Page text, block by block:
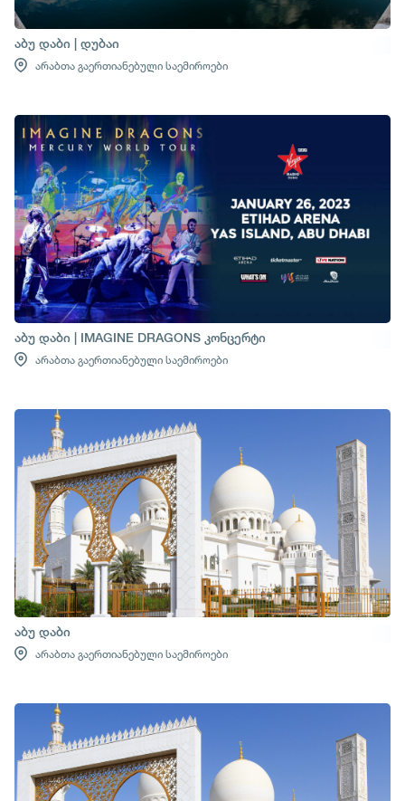
აბუ დაბი | დუბაი
არაბთა გაერთიანებული საემიროები
აბუ დაბი | IMAGINE DRAGONS კონცერტი
არაბთა გაერთიანებული საემიროები
აბუ დაბი
არაბთა გაერთიანებული საემიროები